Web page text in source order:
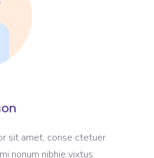
sit amet, conse ctetuer
nonum nibhie vixtus